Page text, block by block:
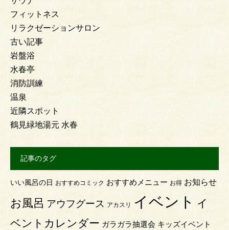
フィットネス
リラクゼーションサロン
古い記事
岩盤浴
水春亭
消防訓練
温泉
近隣スポット
鶴見緑地湯元 水春
記事のタグ
いい風呂の日 おすすめコミック おすすめメニュー お得 お知らせ
お風呂 アウフグース アカスリ イベント
イ
ベントカレンダー ガラガラ抽選会 キッズイベント